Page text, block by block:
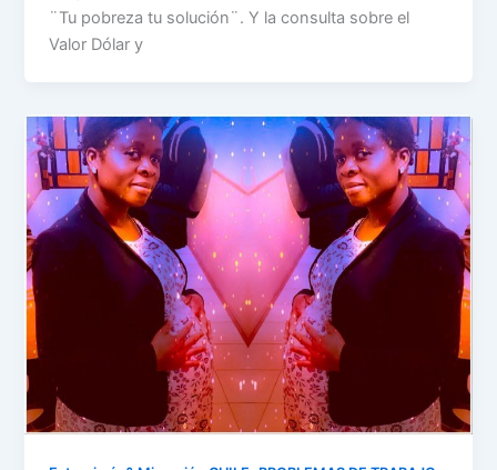
¨Tu pobreza tu solución¨. Y la consulta sobre el
Valor Dólar y